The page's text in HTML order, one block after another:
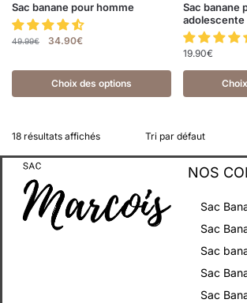
Sac banane pour homme
49.99€ 34.90€
Choix des options
Sac banane
adolescente
19.90€
18 résultats affichés
NOS
Sac
Sac
Sac
Sac
Sac